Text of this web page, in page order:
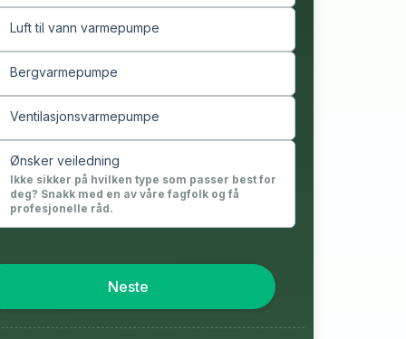
Luft til vann varmepumpe
Bergvarmepumpe
Ventilasjonsvarmepumpe
Ønsker veiledning
Ikke sikker på hvilken type som passer best for
deg? Snakk med en av våre fagfolk og få
profesjonelle råd.
Neste